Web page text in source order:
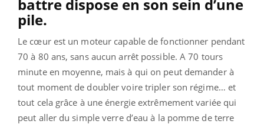
battre dispose en son sein d’une
pile.
Le cœur est un moteur capable de fonctionner pendant
70 à 80 ans, sans aucun arrêt possible. A 70 tours
minute en moyenne, mais à qui on peut demander à
tout moment de doubler voire tripler son régime… et
tout cela grâce à une énergie extrêmement variée qui
peut aller du simple verre d’eau à la pomme de terre